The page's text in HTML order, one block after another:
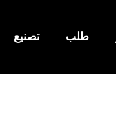
تصنيع طلب